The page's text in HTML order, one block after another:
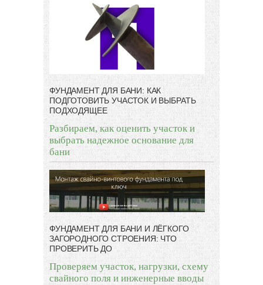
ФУНДАМЕНТ ДЛЯ БАНИ: КАК
ПОДГОТОВИТЬ УЧАСТОК И ВЫБРАТЬ
ПОДХОДЯЩЕЕ
Разбираем, как оценить участок и
выбрать надежное основание для
бани
ФУНДАМЕНТ ДЛЯ БАНИ И ЛЁГКОГО
ЗАГОРОДНОГО СТРОЕНИЯ: ЧТО
ПРОВЕРИТЬ ДО
Проверяем участок, нагрузки, схему
свайного поля и инженерные вводы